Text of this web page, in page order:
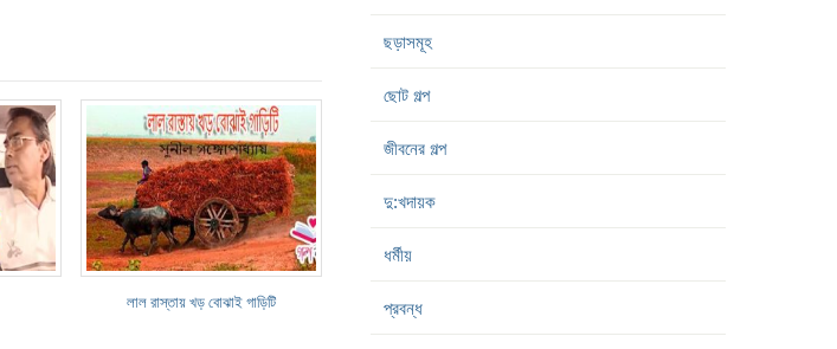
লাল রাস্তায় খড় বোঝাই গাড়িটি
ছড়াসমূহ
ছোট গল্প
জীবনের গল্প
দু:খদায়ক
ধর্মীয়
প্রবন্ধ